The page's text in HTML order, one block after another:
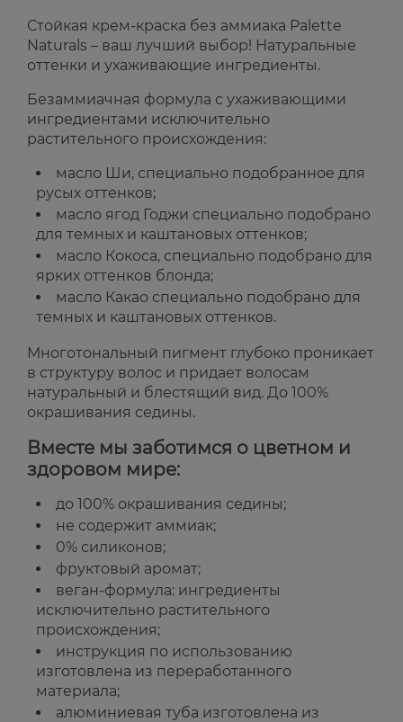
Стойкая крем-краска без аммиака Palette
Naturals – ваш лучший выбор! Натуральные
оттенки и ухаживающие ингредиенты.
Безаммиачная формула с ухаживающими
ингредиентами исключительно
растительного происхождения:
масло Ши, специально подобранное для
русых оттенков;
масло ягод Годжи специально подобрано
для темных и каштановых оттенков;
масло Кокоса, специально подобрано для
ярких оттенков блонда;
масло Какао специально подобрано для
темных и каштановых оттенков.
Многотональный пигмент глубоко проникает
в структуру волос и придает волосам
натуральный и блестящий вид. До 100%
окрашивания седины.
Вместе мы заботимся о цветном и
здоровом мире:
до 100% окрашивания седины;
не содержит аммиак;
0% силиконов;
фруктовый аромат;
веган-формула: ингредиенты
исключительно растительного
происхождения;
инструкция по использованию
изготовлена ​​из переработанного
материала;
алюминиевая туба изготовлена ​​из